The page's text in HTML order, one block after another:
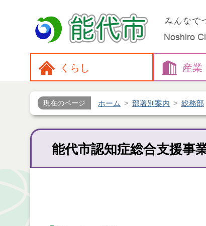
くらし 産業
現在のページ ホーム 部署別案内 総務部
能代市認知症総合支援事